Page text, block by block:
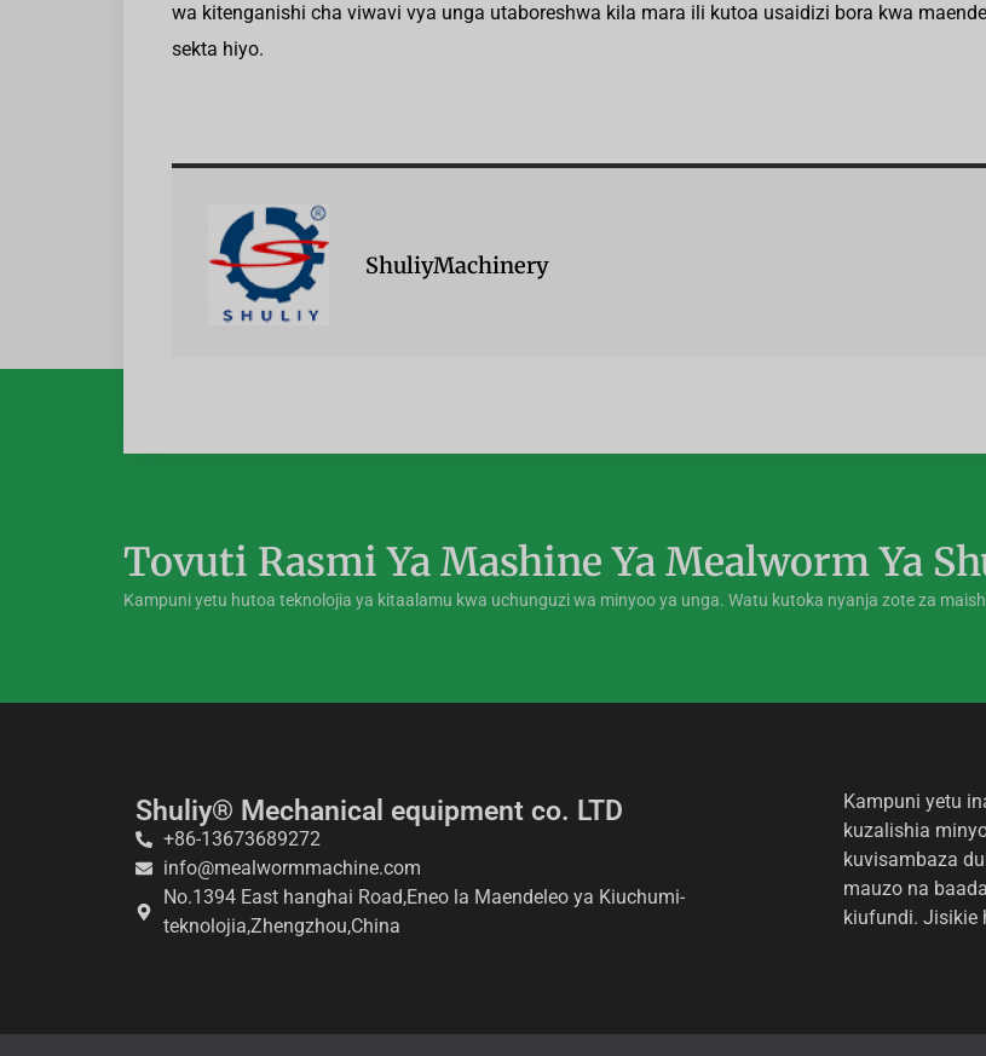
wa kitenganishi cha viwavi vya unga utaboreshwa kila mara ili kutoa usaidizi bora kwa
sekta hiyo.
ShuliyMachinery
Tovuti Rasmi Ya Mashine Ya Mealworm Ya
Kampuni yetu hutoa teknolojia ya kitaalamu kwa uchunguzi wa minyoo ya unga. Watu kutoka nyanja zote za
Shuliy® Mechanical equipment co. LTD
+86-13673689272
info@mealwormmachine.com
No.1394 East hanghai Road,Eneo la Maendeleo ya Kiuchumi-
teknolojia,Zhengzhou,China
Kampuni yetu
kuzalishia
kuvisambaza
mauzo na
kiufundi. Jisikie